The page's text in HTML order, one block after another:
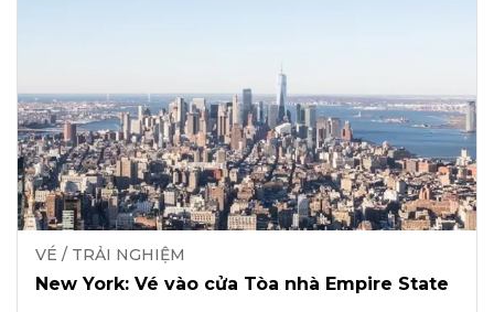
VÉ / TRẢI NGHIỆM
New York: Vé vào cửa Tòa nhà Empire State